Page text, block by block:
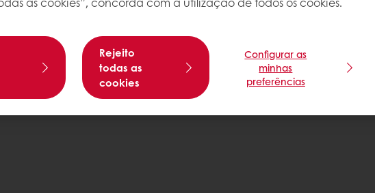
Rejeito
todas as
cookies
Configurar as
minhas
preferências